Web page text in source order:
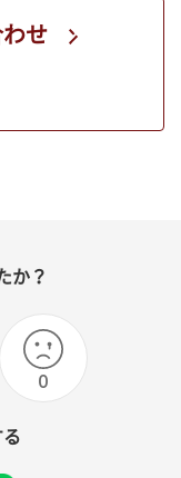
せ
か？
0